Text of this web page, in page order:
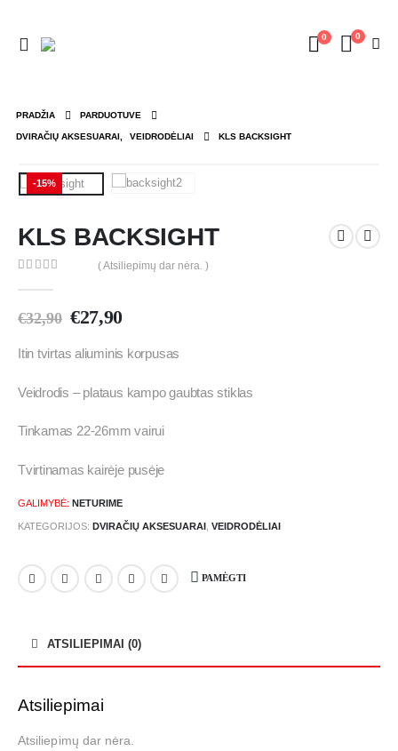
0 0
PRADŽIA PARDUOTUVE
DVIRAČIŲ AKSESUARAI, VEIDRODĖLIAI KLS BACKSIGHT
-15%
KLS BACKSIGHT
( Atsiliepimų dar nėra. )
€32,90 €27,90
Itin tvirtas aliuminis korpusas
Veidrodis – plataus kampo gaubtas stiklas
Tinkamas 22-26mm vairui
Tvirtinamas kairėje pusėje
GALIMYBĖ: NETURIME
KATEGORIJOS: DVIRAČIŲ AKSESUARAI VEIDRODĖLIAI
PAMĖGTI
ATSILIEPIMAI (0)
Atsiliepimai
Atsiliepimų dar nėra.